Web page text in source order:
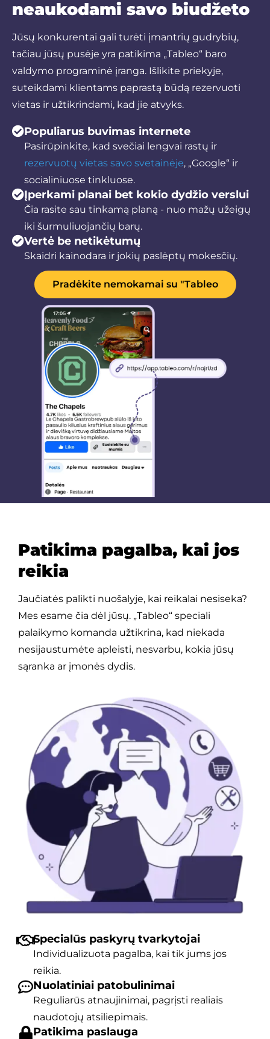
neaukodami savo biudžeto
Jūsų konkurentai gali turėti įmantrių gudrybių,
tačiau jūsų pusėje yra patikima „Tableo“ baro
valdymo programinė įranga. Išlikite priekyje,
suteikdami klientams paprastą būdą rezervuoti
vietas ir užtikrindami, kad jie atvyks.
Populiarus buvimas internete
Pasirūpinkite, kad svečiai lengvai rastų ir
rezervuotų vietas savo svetainėje, „Google“ ir
socialiniuose tinkluose.
Įperkami planai bet kokio dydžio verslui
Čia rasite sau tinkamą planą - nuo mažų užeigų
iki šurmuliuojančių barų.
Vertė be netikėtumų
Skaidri kainodara ir jokių paslėptų mokesčių.
Pradėkite nemokamai su "Tableo
Patikima pagalba, kai jos
reikia
Jaučiatės palikti nuošalyje, kai reikalai nesiseka?
Mes esame čia dėl jūsų. „Tableo“ speciali
palaikymo komanda užtikrina, kad niekada
nesijaustumėte apleisti, nesvarbu, kokia jūsų
sąranka ar įmonės dydis.
Specialūs paskyrų tvarkytojai
Individualizuota pagalba, kai tik jums jos
reikia.
Nuolatiniai patobulinimai
Reguliarūs atnaujinimai, pagrįsti realiais
naudotojų atsiliepimais.
Patikima paslauga